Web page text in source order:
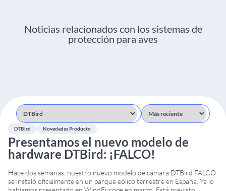
Noticias relacionados con los sistemas de
protección para aves
DTBird Novedades Producto
Presentamos el nuevo modelo de
hardware DTBird: ¡FALCO!
Hace dos semanas, nuestro nuevo modelo de cámara DTBird FALCO
se instaló oficialmente en un parque eólico terrestre en España. Ya lo